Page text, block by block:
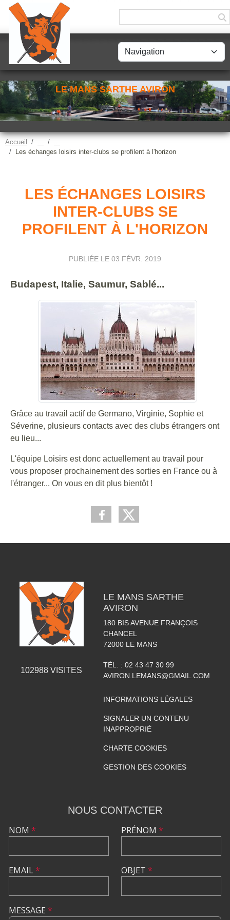
LE MANS SARTHE AVIRON
Accueil
Les échanges loisirs inter-clubs se profilent à l'horizon
LES ÉCHANGES LOISIRS
INTER-CLUBS SE
PROFILENT À L'HORIZON
PUBLIÉE LE 03 FÉVR. 2019
Budapest, Italie, Saumur, Sablé...
Grâce au travail actif de Germano, Virginie, Sophie et
Séverine, plusieurs contacts avec des clubs étrangers ont
eu lieu...
L'équipe Loisirs est donc actuellement au travail pour
vous proposer prochainement des sorties en France ou à
l'étranger... On vous en dit plus bientôt !
102988 VISITES
LE MANS SARTHE
AVIRON
180 BIS AVENUE FRANÇOIS
CHANCEL
72000 LE MANS
TÉL. : 02 43 47 30 99
AVIRON.LEMANS@GMAIL.COM
INFORMATIONS LÉGALES
SIGNALER UN CONTENU
INAPPROPRIÉ
CHARTE COOKIES
GESTION DES COOKIES
NOUS CONTACTER
NOM *
EMAIL*
PRÉNOM *
OBJET *
MESSAGE *
Panneau de gestion des cookies